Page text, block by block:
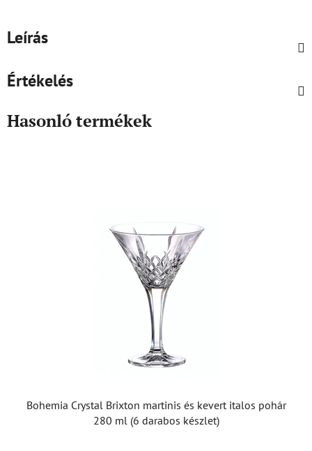
Leírás
Értékelés
Hasonló termékek
Bohemia Crystal Brixton martinis és kevert italos pohár
280 ml (6 darabos készlet)